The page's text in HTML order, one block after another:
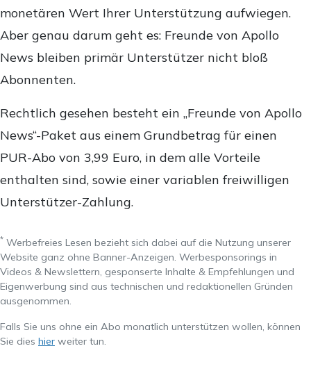
monetären Wert Ihrer Unterstützung aufwiegen.
Aber genau darum geht es: Freunde von Apollo
News bleiben primär Unterstützer nicht bloß
Abonnenten.
Rechtlich gesehen besteht ein „Freunde von Apollo
News“-Paket aus einem Grundbetrag für einen
PUR-Abo von 3,99 Euro, in dem alle Vorteile
enthalten sind, sowie einer variablen freiwilligen
Unterstützer-Zahlung.
* Werbefreies Lesen bezieht sich dabei auf die Nutzung unserer
Website ganz ohne Banner-Anzeigen. Werbesponsorings in
Videos & Newslettern, gesponserte Inhalte & Empfehlungen und
Eigenwerbung sind aus technischen und redaktionellen Gründen
ausgenommen.
Falls Sie uns ohne ein Abo monatlich unterstützen wollen, können
Sie dies hier weiter tun.